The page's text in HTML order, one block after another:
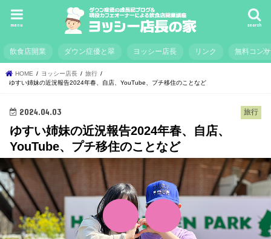
search
menu
飲食店開業 ダウン症優と翠 ヨッシー店長 リンク 無料コン
HOME ヨッシー店長
旅行
ゆすい姉妹の近況報告2024年春、自店、YouTube、プチ移住のことなど
旅行
2024.04.03
ゆすい姉妹の近況報告2024年春、自店、
YouTube、プチ移住のことなど